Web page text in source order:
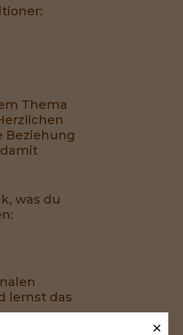
Thema
Beziehung
was du
lernst das
✕